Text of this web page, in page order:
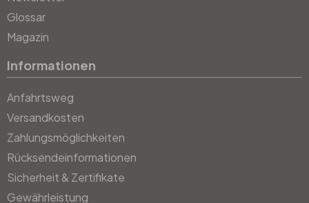
Glossar
Magazin
Informationen
Anfahrtsweg
Versandkosten
Zahlungsmöglichkeiten
Rücksendeinformationen
Sicherheit & Zertifikate
Gewährleistung